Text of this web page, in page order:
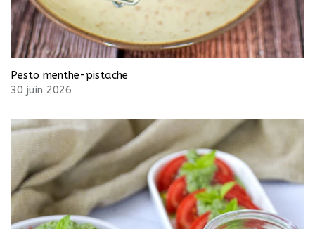
Pesto menthe-pistache
30 juin 2026